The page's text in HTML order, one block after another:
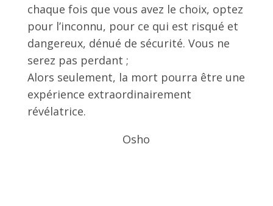
chaque fois que vous avez le choix, optez
pour l’inconnu, pour ce qui est risqué et
dangereux, dénué de sécurité. Vous ne
serez pas perdant ;
Alors seulement, la mort pourra être une
expérience extraordinairement
révélatrice.
Osho